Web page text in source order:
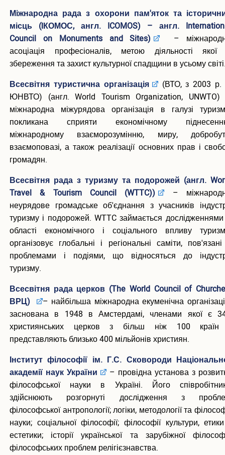
Міжнародна рада з охорони пам'яток та
місць (ІКОМОС, англ. ICOMOS) – англ.
Council on Monuments and Sites)
–
асоціація професіоналів, метою діяльності
збереження та захист культурної спадщини в усьому
Всесвітня туристична організація
(ВТО, з 2003
ЮНВТО) (англ. World Tourism Organization,
міжнародна міжурядова організація в галузі
покликана сприяти економічному
міжнародному взаєморозумінню, миру,
взаємоповазі, а також реалізації основних прав і
громадян.
Всесвітня рада з туризму та подорожей (англ.
Travel & Tourism Council (WTTC))
–
неурядове громадське об'єднання з учасників
туризму і подорожей. WTTC займається
області економічного і соціального впливу
організовує глобальні і регіональні саміти,
проблемами і подіями, що відносяться до
туризму.
Всесвітня рада церков (The World Council of
ВРЦ)
– найбільша міжнародна екуменічна
заснована в 1948 в Амстердамі, членами якої є
християнських церков з більш ніж 100 країн
представляють близько 400 мільйонів християн.
Інститут філософії ім. Г.С. Сковороди
академії наук України
– провідна установа з
філософської науки в Україні. Його
здійснюють розгорнуті дослідження з
філософської антропології; логіки, методології та
науки; соціальної філософії; філософії культури,
естетики; історії української та зарубіжної
філософських проблем релігієзнавства.